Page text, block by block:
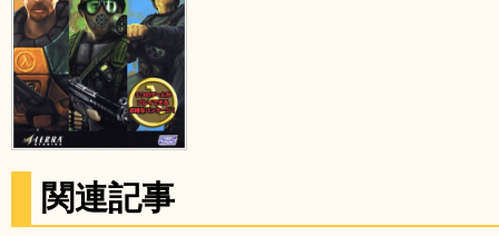
関連記事